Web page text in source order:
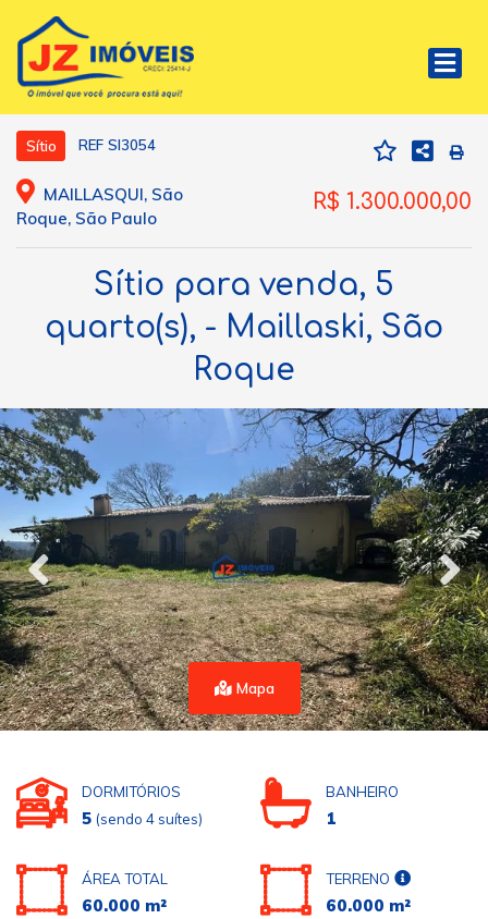
Sítio REF SI3054
MAILLASQUI, São
Roque, São Paulo
R$ 1.300.000,00
Sítio para venda, 5
quarto(s), - Maillaski, São
Roque
Mapa
DORMITÓRIOS
5 (sendo 4 suítes)
BANHEIRO
1
ÁREA TOTAL
60.000 m²
TERRENO
60.000 m²